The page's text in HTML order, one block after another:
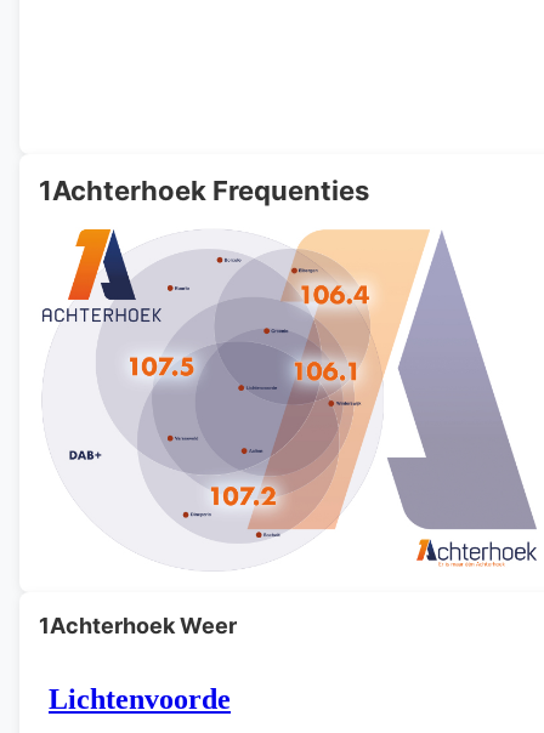
1Achterhoek Frequenties
1Achterhoek Weer